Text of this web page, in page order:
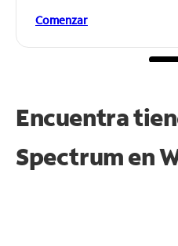
Comenzar
Encuentra
Spectrum en